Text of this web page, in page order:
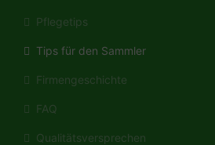
Pflegetips
Tips für den Sammler
Firmengeschichte
FAQ
Qualitätsversprechen